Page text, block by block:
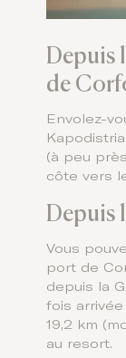
Depuis
de
Envolez-
(à peu
côte vers
Depuis
Vous
port de
depuis la
fois
19,2 km
au resort.